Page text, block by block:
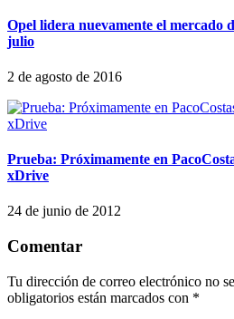
Opel lidera nuevamente el mercado
julio
2 de agosto de 2016
Prueba: Próximamente en
xDrive
24 de junio de 2012
Comentar
Tu dirección de correo electrónico no
obligatorios están marcados con *